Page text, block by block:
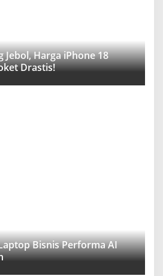
Jebol, Harga iPhone 18
Drastis!
Bisnis Performa AI